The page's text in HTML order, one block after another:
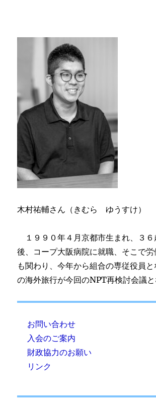
木村祐輔さん（きむら ゆうすけ）
１９９０年４月京都市生まれ、３６
後、コープ大阪病院に就職、そこで
も関わり、今年から組合の専従役員
の海外旅行が今回のNPT再検討会議と
お問い合わせ
入会のご案内
財政協力のお願い
リンク